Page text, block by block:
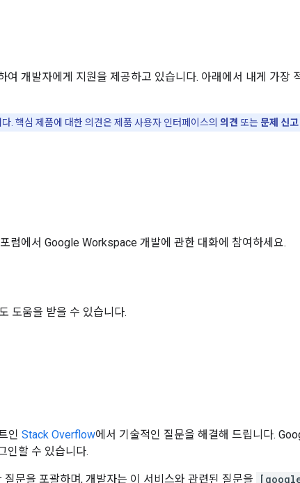
여 개발자에게 지원을 제공하고 있습니다. 아래에서 내게 가장
. 핵심 제품에 대한 의견은 제품 사용자 인터페이스의 의견 또는 문제 신고
럼에서 Google Workspace 개발에 관한 대화에 참여하세요.
도움을 받을 수 있습니다.
인 Stack Overflow에서 기술적인 질문을 해결해 드립니다.
인할 수 있습니다.
문을 포괄하며, 개발자는 이 서비스와 관련된 질문을